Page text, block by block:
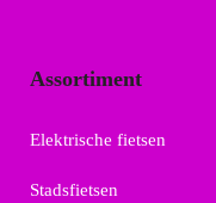
Assortiment
Elektrische fietsen
Stadsfietsen